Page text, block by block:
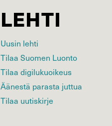
LEHTI
Uusin lehti
Tilaa Suomen Luonto
Tilaa digilukuoikeus
Äänestä parasta juttua
Tilaa uutiskirje